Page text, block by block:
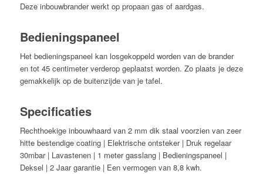
Deze inbouwbrander werkt op propaan gas of aardgas.
Bedieningspaneel
Het bedieningspaneel kan losgekoppeld worden van de brander
en tot 45 centimeter verderop geplaatst worden. Zo plaats je deze
gemakkelijk op de buitenzijde van je tafel.
Specificaties
Rechthoekige inbouwhaard van 2 mm dik staal voorzien van zeer
hitte bestendige coating | Elektrische ontsteker | Druk regelaar
30mbar | Lavastenen | 1 meter gasslang | Bedieningspaneel |
Deksel | 2 Jaar garantie | Een vermogen van 8,8 kwh.